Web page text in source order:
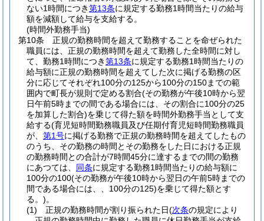
ない1時間につき第13条に規定する勤務1時間当たりの給与
額を減額して給与を支給する。
(時間外勤務手当)
第10条
正規の勤務時間を超えて勤務することを命ぜられた
職員には、正規の勤務時間を超えて勤務した全時間に対し
て、勤務1時間につき第13条に規定する勤務1時間当たりの
給与額に正規の勤務時間を超えてした次に掲げる勤務の区
分に応じてそれぞれ100分の125から100分の150までの範
囲内で町長が規則で定める割合(その勤務が午後10時から翌
日午前5時までの間である場合には、その割合に100分の25
を加算した割合)を乗じて得た額を時間外勤務手当として支
給する(育児短時間勤務職員及び任期付育児短時間勤務職員
が、 第1号に掲げる勤務で正規の勤務時間を超えてしたもの
のうち、その勤務の時間とその勤務をした日における正規
の勤務時間との合計が7時間45分に達するまでの間の勤務
にあつては、 同条に規定する勤務1時間当たりの給与額に
100分の100(その勤務が午後10時から翌日の午前5時までの
間である場合には、、100分の125)を乗じて得た額とす
る。)。
(1)
正規の勤務時間が割り振られた日(次条の規定により